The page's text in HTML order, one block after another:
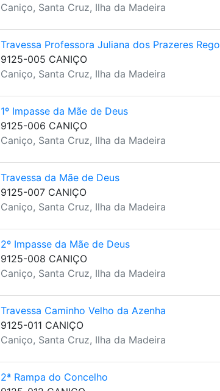
Caniço, Santa Cruz, Ilha da Madeira
Travessa Professora Juliana dos Prazeres Rego
9125-005 CANIÇO
Caniço, Santa Cruz, Ilha da Madeira
1º Impasse da Mãe de Deus
9125-006 CANIÇO
Caniço, Santa Cruz, Ilha da Madeira
Travessa da Mãe de Deus
9125-007 CANIÇO
Caniço, Santa Cruz, Ilha da Madeira
2º Impasse da Mãe de Deus
9125-008 CANIÇO
Caniço, Santa Cruz, Ilha da Madeira
Travessa Caminho Velho da Azenha
9125-011 CANIÇO
Caniço, Santa Cruz, Ilha da Madeira
2ª Rampa do Concelho